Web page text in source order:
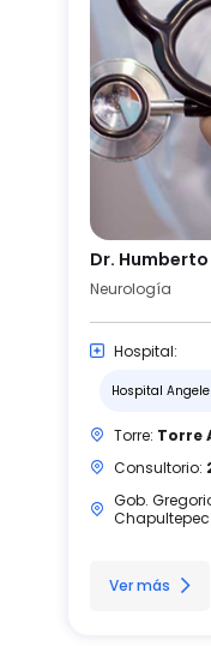
Dr.
Neurología
Hospital:
Hospital
Torre: Torre
Consultorio:
Gob.
Chapultepec
Ver más